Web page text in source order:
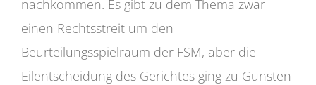
nachkommen. Es gibt zu dem Thema zwar
einen Rechtsstreit um den
Beurteilungsspielraum der FSM, aber die
Eilentscheidung des Gerichtes ging zu Gunsten